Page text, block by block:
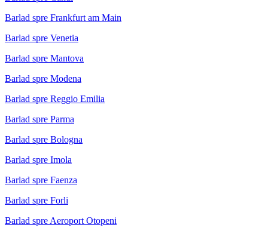
Barlad spre Frankfurt am Main
Barlad spre Venetia
Barlad spre Mantova
Barlad spre Modena
Barlad spre Reggio Emilia
Barlad spre Parma
Barlad spre Bologna
Barlad spre Imola
Barlad spre Faenza
Barlad spre Forli
Barlad spre Aeroport Otopeni